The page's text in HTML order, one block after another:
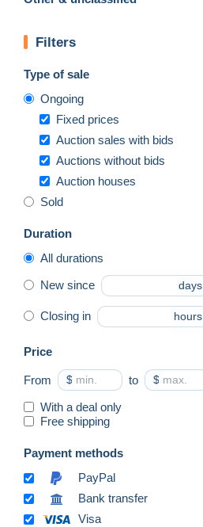
Filters
Type of sale
Ongoing
Fixed prices
Auction sales with bids
Auctions without bids
Auction houses
Sold
Duration
All durations
New since days
Closing in hours
Price
From $ to $
With a deal only
Free shipping
Payment methods
PayPal
Bank transfer
Visa